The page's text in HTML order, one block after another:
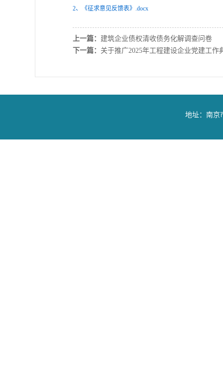
2、《征求意见反馈表》.docx
上一篇： 建筑企业债权清收债务化解调查问卷
下一篇： 关于推广2025年工程建设企业党建工作
地址：南京